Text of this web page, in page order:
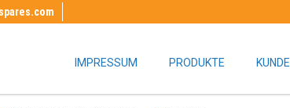
IMPRESSUM PRODUKTE